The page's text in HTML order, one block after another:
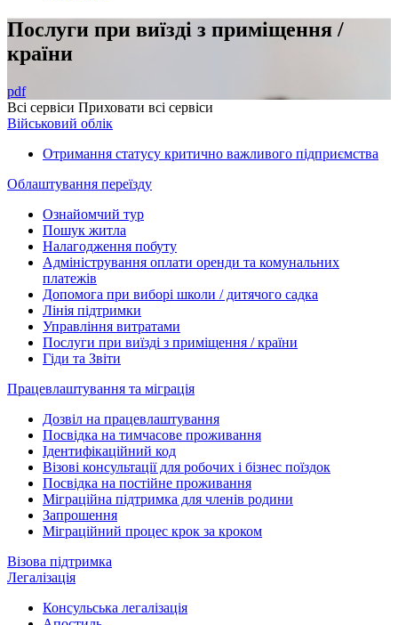
Послуги при виїзді з приміщення /
країни
pdf
Всі сервіси Приховати всі сервіси
Військовий облік
Отримання статусу критично важливого підприємства
Облаштування переїзду
Ознайомчий тур
Пошук житла
Налагодження побуту
Адміністрування оплати оренди та комунальних
платежів
Допомога при виборі школи / дитячого садка
Лінія підтримки
Управління витратами
Послуги при виїзді з приміщення / країни
Гіди та Звіти
Працевлаштування та міграція
Дозвіл на працевлаштування
Посвідка на тимчасове проживання
Ідентифікаційний код
Візові консультації для робочих і бізнес поїздок
Посвідка на постійне проживання
Міграційна підтримка для членів родини
Запрошення
Міграційний процес крок за кроком
Візова підтримка
Легалізація
Консульська легалізація